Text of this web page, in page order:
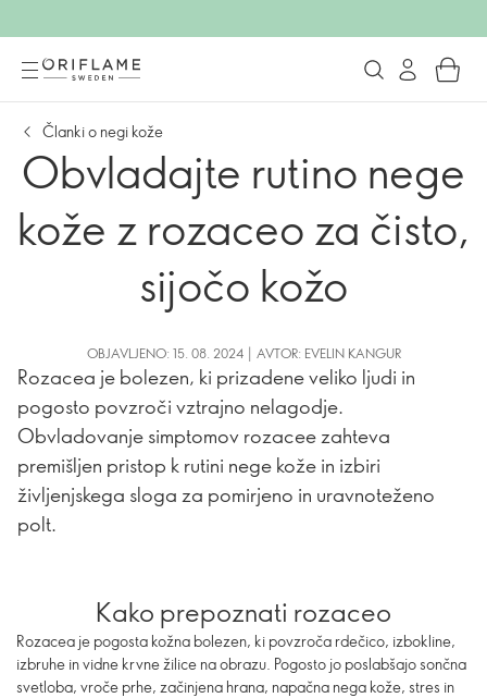
Članki o negi kože
Obvladajte rutino nege
kože z rozaceo za čisto,
sijočo kožo
OBJAVLJENO: 15. 08. 2024 | AVTOR: EVELIN KANGUR
Rozacea je bolezen, ki prizadene veliko ljudi in
pogosto povzroči vztrajno nelagodje.
Obvladovanje simptomov rozacee zahteva
premišljen pristop k rutini nege kože in izbiri
življenjskega sloga za pomirjeno in uravnoteženo
polt.
Kako prepoznati rozaceo
Rozacea je pogosta kožna bolezen, ki povzroča rdečico, izbokline,
izbruhe in vidne krvne žilice na obrazu. Pogosto jo poslabšajo sončna
svetloba, vroče prhe, začinjena hrana, napačna nega kože, stres in